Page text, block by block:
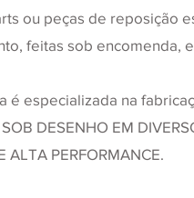
ou peças de reposição
feitas sob encomenda,
é especializada na
DESENHO EM
ALTA PERFORMANCE.